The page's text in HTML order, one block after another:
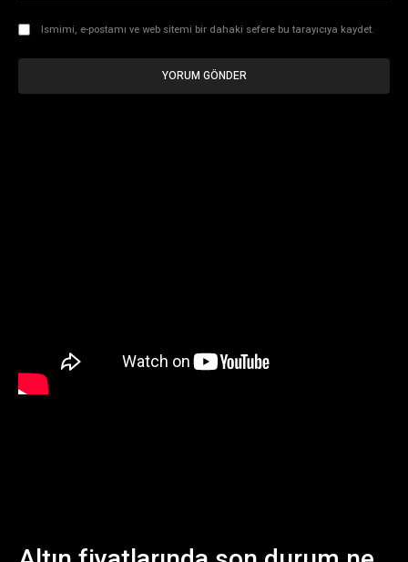
Ismimi, e-postamı ve web sitemi bir dahaki sefere bu tarayıcıya kaydet.